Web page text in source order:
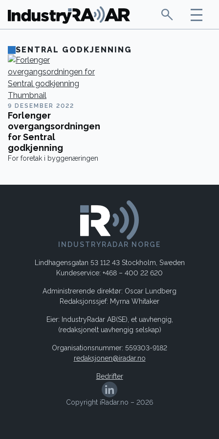
SENTRAL GODKJENNING
9 DESEMBER 2022
Forlenger
overgangsordningen
for Sentral
godkjenning
For foretak i byggenæringen
INDUSTRYRADAR NORGE
Lindhagensgatan 53 112 43 Stockholm, Sweden
Kundeservice: +468 – 400 22 620
Administrerende direktør: Oscar Lundberg
Redaksjonssjef: Myrna Whitaker
Eier: IndustryRadar AB(SE), et uavhengig,
(redaksjonelt uavhengig selskap)
Organisationsnummer: 559303-9182
redaksjonen@iradar.no
Bedrifter
Copyright iRadar.no – 2026